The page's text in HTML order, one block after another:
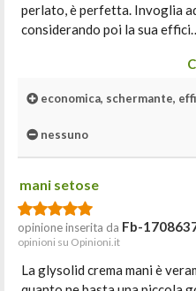
perlato, è perfetta. Invoglia
considerando poi la sua
economica, schermante,
nessuno
mani setose
opinione inserita da Fb-
opinioni su Opinioni.it
La glysolid crema mani è